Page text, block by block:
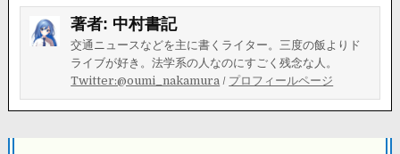
著者: 中村書記
交通ニュースなどを主に書くライター。三度の飯よりド
ライブが好き。法学系の人なのにすごく残念な人。
Twitter:@oumi_nakamura / プロフィールページ